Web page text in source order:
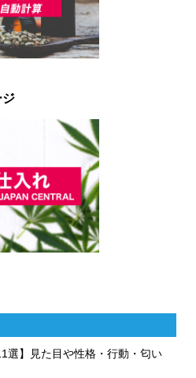
選】見た目や性格・行動・匂い